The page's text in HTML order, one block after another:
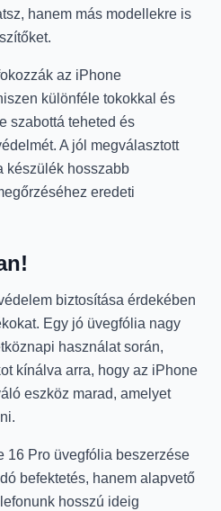
hanem más modellekre is
az iPhone
különféle tokokkal és
szabottá teheted és
A jól megválasztott
készülék hosszabb
eredeti
biztosítása érdekében
Egy jó üvegfólia nagy
használat során,
kínálva arra, hogy az iPhone
eszköz marad, amelyet
16 Pro üvegfólia beszerzése
befektetés, hanem alapvető
hosszú ideig